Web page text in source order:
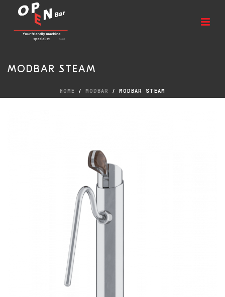
MODBAR STEAM
HOME / MODBAR / MODBAR STEAM